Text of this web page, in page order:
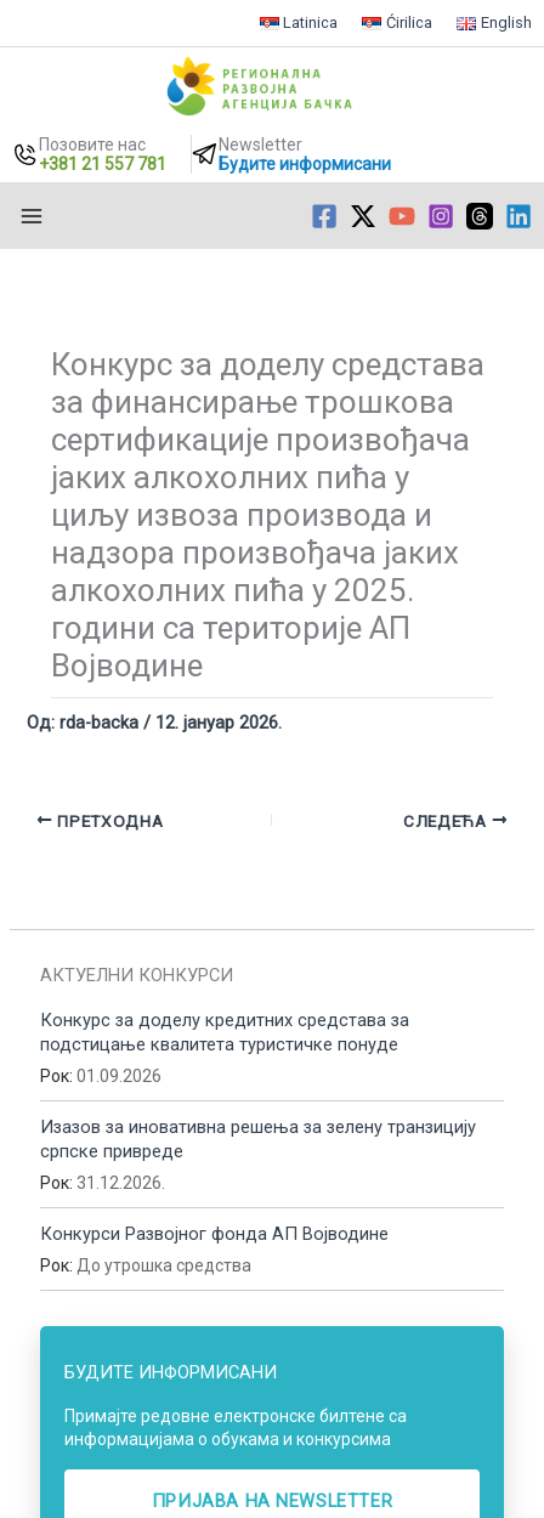
Latinica Ćirilica English
Позовите нас
+381 21 557 781
Newsletter
Будите информисани
Конкурс за доделу средстава
за финансирање трошкова
сертификације произвођача
јаких алкохолних пића у
циљу извоза производа и
надзора произвођача јаких
алкохолних пића у 2025.
години са територије АП
Војводине
Од: rda-backa/ 12. јануар 2026.
ПРЕТХОДНА СЛЕДЕЋА
АКТУЕЛНИ КОНКУРСИ
Конкурс за доделу кредитних средстава за
подстицање квалитета туристичке понуде
Рок: 01.09.2026
Изазов за иновативна решења за зелену транзицију
српске привреде
Рок: 31.12.2026.
Конкурси Развојног фонда АП Војводине
Рок: До утрошка средства
БУДИТЕ ИНФОРМИСАНИ
Примајте редовне електронске билтене са
информацијама о обукама и конкурсима
ПРИЈАВА НA NEWSLETTER